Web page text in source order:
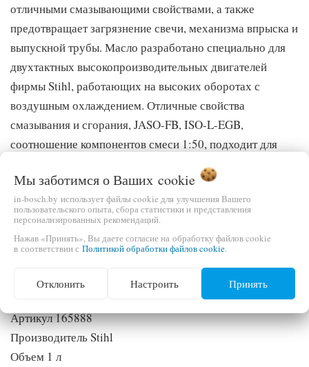
отличными смазывающими свойствами, а также
предотвращает загрязнение свечи, механизма впрыска и
выпускной трубы. Масло разработано специально для
двухтактных высокопроизводительных двигателей
фирмы Stihl, работающих на высоких оборотах с
воздушным охлаждением. Отличные свойства
смазывания и сгорания, JASO-FB, ISO-L-EGB,
соотношение компонентов смеси 1:50, подходит для
Характеристики
Бренд STIHL
Тип товара масло для двигателя
Тип двигателя 2-тактный
Артикул 165888
Производитель Stihl
Объем 1 л
Мы заботимся о Ваших cookie
in-bosch.by использует файлы cookie для улучшения Вашего
пользовательского опыта, сбора статистики и представления
персонализированных рекомендаций.
Нажав «Принять», Вы даете согласие на обработку файлов cookie
в соответствии с Политикой обработки файлов cookie.
Отклонить Настроить Принять